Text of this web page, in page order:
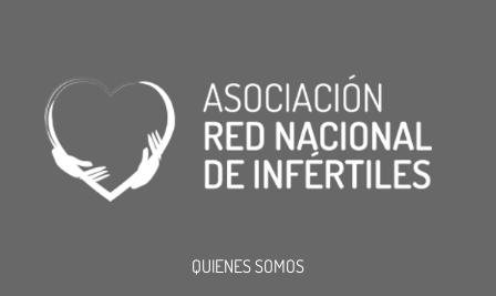
QUIENES SOMOS